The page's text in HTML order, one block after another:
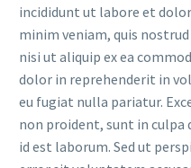
incididunt ut labore et
minim veniam, quis
nisi ut aliquip ex ea
dolor in reprehenderit in
eu fugiat nulla pariatur.
non proident, sunt in
id est laborum. Sed ut